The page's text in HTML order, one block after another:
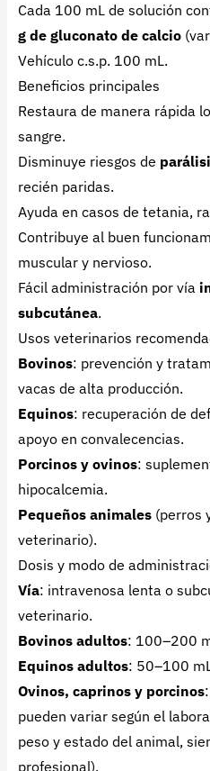
Cada 100 mL de solución
g de gluconato de calcio
Vehículo c.s.p. 100 mL.
Beneficios principales
Restaura de manera rápida
sangre.
Disminuye riesgos de
recién paridas.
Ayuda en casos de tetania,
Contribuye al buen
muscular y nervioso.
Fácil administración por vía
subcutánea.
Usos veterinarios
Bovinos: prevención y
vacas de alta producción.
Equinos: recuperación de
apoyo en convalecencias.
Porcinos y ovinos:
hipocalcemia.
Pequeños animales (perros
veterinario).
Dosis y modo de
Vía: intravenosa lenta o
veterinario.
Bovinos adultos: 100–200
Equinos adultos: 50–100
Ovinos, caprinos y porcinos
pueden variar según el
peso y estado del animal,
profesional).